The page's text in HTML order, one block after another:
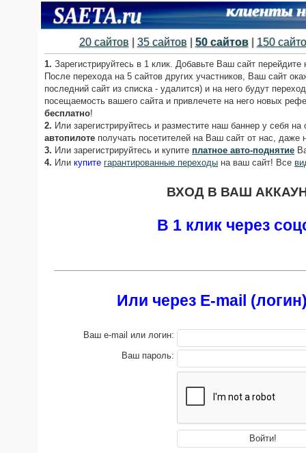
20 сайтов 35 сайтов 50 сайтов| 150
1. Зарегистрируйтесь в 1 клик. Добавьте Ваш сайт
После перехода на 5 сайтов других участников, Ваш сайт
последний сайт из списка - удалится) и на него будут
посещаемость вашего сайта и привлечете на него новых
бесплатно!
2. Или зарегистрируйтесь и разместите наш баннер у себя
автопилоте получать посетителей на Ваш сайт от нас, даже
3. Или зарегистрируйтесь и купите платное авто-поднятие
4. Или купите гарантированные переходы на ваш сайт! Все
ВХОД В ВАШ
В 1 клик через
Или через E-mail
Ваш e-mail или логин:
Ваш пароль: